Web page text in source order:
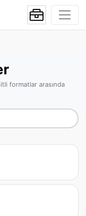
formatlar arasında